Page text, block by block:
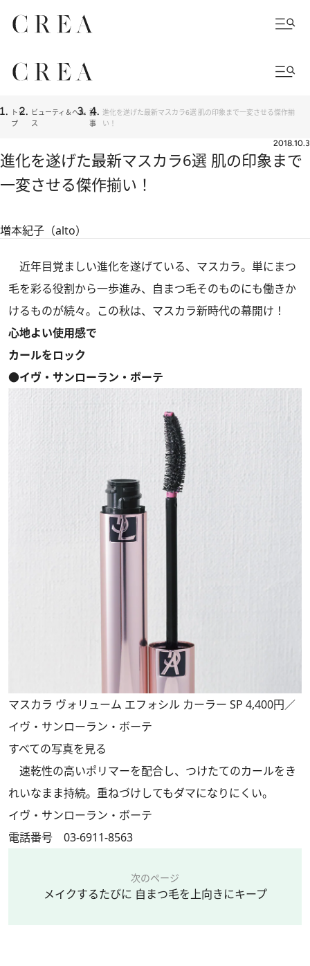
トッ
プ
ビューティ＆ヘル
ス
記
事
進化を遂げた最新マスカラ6選 肌の印象まで一変させる傑作揃
い！
2018.10.3
進化を遂げた最新マスカラ6選 肌の印象まで
一変させる傑作揃い！
増本紀子（alto）
近年目覚ましい進化を遂げている、マスカラ。単にまつ
毛を彩る役割から一歩進み、自まつ毛そのものにも働きか
けるものが続々。この秋は、マスカラ新時代の幕開け！
心地よい使用感で
カールをロック
●イヴ・サンローラン・ボーテ
マスカラ ヴォリューム エフォシル カーラー SP 4,400円／
イヴ・サンローラン・ボーテ
すべての写真を見る
速乾性の高いポリマーを配合し、つけたてのカールをき
れいなまま持続。重ねづけしてもダマになりにくい。
イヴ・サンローラン・ボーテ
電話番号 03-6911-8563
次のページ
メイクするたびに 自まつ毛を上向きにキープ